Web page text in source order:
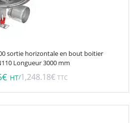
sortie horizontale en bout boitier
Longueur 3000 mm
€ HT/1,248.18€ TTC